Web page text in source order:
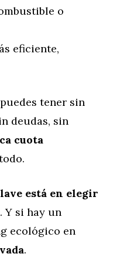
o
eficiente,
tener sin
deudas, sin
cuota
está en elegir
. Y si hay un
ecológico en
.